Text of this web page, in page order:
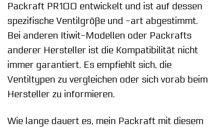
Packraft PR100 entwickelt und ist auf dessen
spezifische Ventilgröße und -art abgestimmt.
Bei anderen Itiwit-Modellen oder Packrafts
anderer Hersteller ist die Kompatibilität nicht
immer garantiert. Es empfiehlt sich, die
Ventiltypen zu vergleichen oder sich vorab beim
Hersteller zu informieren.
Wie lange dauert es, mein Packraft mit diesem